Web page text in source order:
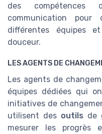
des compétences
communication
différentes équipes
douceur.
LES AGENTS DE
Les agents de
équipes dédiées qui
initiatives de
utilisent des outils de
mesurer les progrès